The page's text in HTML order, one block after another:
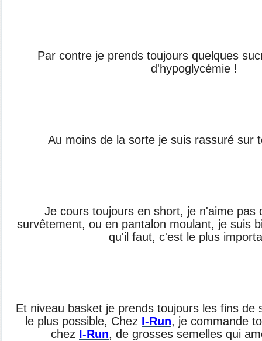
Par contre je prends toujours quelques
d'hypoglycémie !
Au moins de la sorte je suis rassuré sur
Je cours toujours en short, je n'aime pas
survêtement, ou en pantalon moulant, je suis
qu'il faut, c'est le plus
Et niveau basket je prends toujours les fins de
le plus possible, Chez I-Run, je commande
chez I-Run, de grosses semelles qui